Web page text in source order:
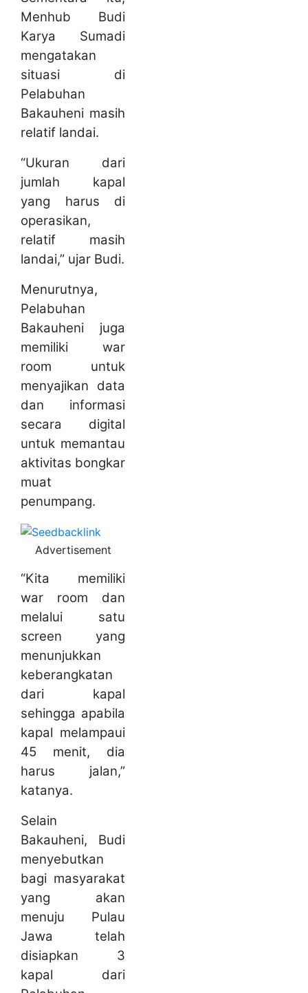
Menhub Budi
Karya Sumadi
mengatakan
situasi di
Pelabuhan
Bakauheni masih
relatif landai.
“Ukuran dari
jumlah kapal
yang harus di
operasikan,
relatif masih
landai,” ujar Budi.
Menurutnya,
Pelabuhan
Bakauheni juga
memiliki war
room untuk
menyajikan data
dan informasi
secara digital
untuk memantau
aktivitas bongkar
muat
penumpang.
Advertisement
“Kita memiliki
war room dan
melalui satu
screen yang
menunjukkan
keberangkatan
dari kapal
sehingga apabila
kapal melampaui
45 menit, dia
harus jalan,”
katanya.
Selain
Bakauheni, Budi
menyebutkan
bagi masyarakat
yang akan
menuju Pulau
Jawa telah
disiapkan 3
kapal dari